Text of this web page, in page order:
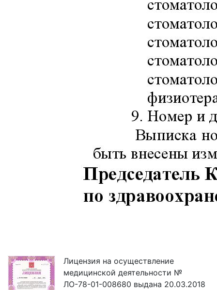
Лицензия на осуществление
медицинской деятельности №
ЛО-78-01-008680 выдана 20.03.2018